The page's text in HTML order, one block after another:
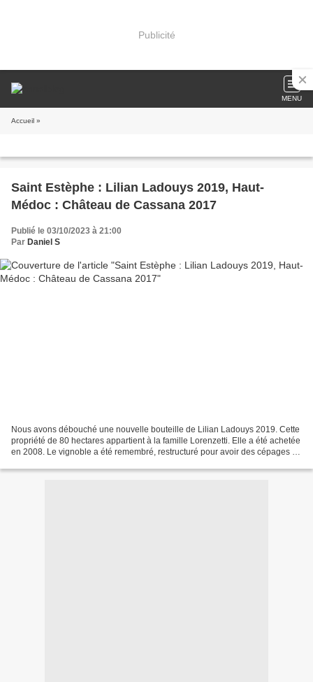
Publicité
MENU
Accueil »
Saint Estèphe : Lilian Ladouys 2019, Haut-
Médoc : Château de Cassana 2017
Publié le 03/10/2023 à 21:00
Par Daniel S
Nous avons débouché une nouvelle bouteille de Lilian Ladouys 2019. Cette
propriété de 80 hectares appartient à la famille Lorenzetti. Elle a été achetée
en 2008. Le vignoble a été remembré, restructuré pour avoir des cépages en